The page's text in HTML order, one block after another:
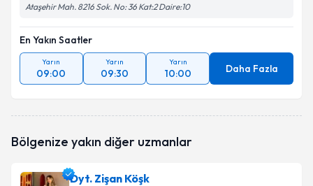
Ataşehir Mah. 8216 Sok. No: 36 Kat:2 Daire:10
En Yakın Saatler
Yarın
09:00
Yarın
09:30
Yarın
10:00 Daha Fazla
Bölgenize yakın diğer uzmanlar
Dyt. Zişan Köşk